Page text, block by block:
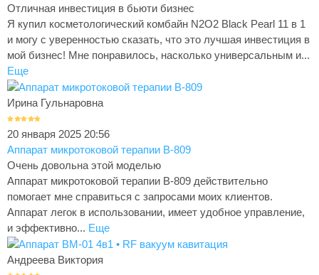
Отличная инвестиция в бьюти бизнес
Я купил косметологический комбайн N2O2 Black Pearl 11 в 1
и могу с уверенностью сказать, что это лучшая инвестиция в
мой бизнес! Мне понравилось, насколько универсальным и...
Еще
Ирина Гульнаровна
20 января 2025 20:56
Аппарат микротоковой терапии B-809
Очень довольна этой моделью
Аппарат микротоковой терапии B-809 действительно
помогает мне справиться с запросами моих клиентов.
Аппарат легок в использовании, имеет удобное управление,
и эффективно... Еще
Андреева Виктория